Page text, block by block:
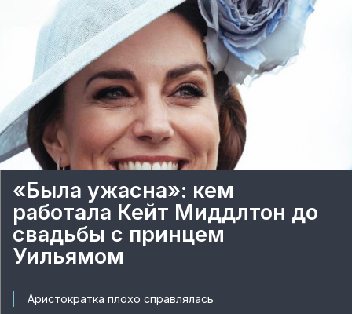
«Была ужасна»: кем
работала Кейт Миддлтон до
свадьбы с принцем
Уильямом
Аристократка плохо справлялась